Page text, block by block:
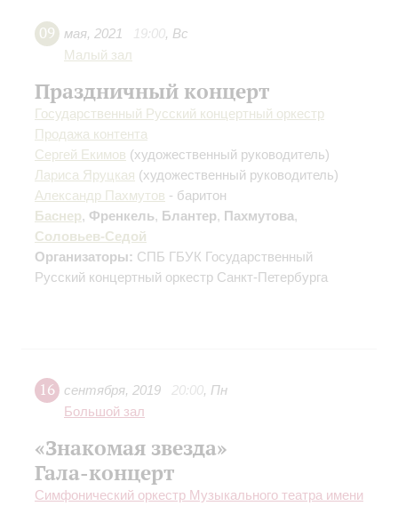
09 мая, 2021 19:00, Вс
Малый зал
Праздничный концерт
Государственный Русский концертный оркестр
Продажа контента
Сергей Екимов (художественный руководитель)
Лариса Яруцкая (художественный руководитель)
Александр Пахмутов - баритон
Баснер, Френкель, Блантер, Пахмутова,
Соловьев-Седой
Организаторы: СПБ ГБУК Государственный
Русский концертный оркестр Санкт-Петербурга
16 сентября, 2019 20:00, Пн
Большой зал
«Знакомая звезда»
Гала-концерт
Симфонический оркестр Музыкального театра имени